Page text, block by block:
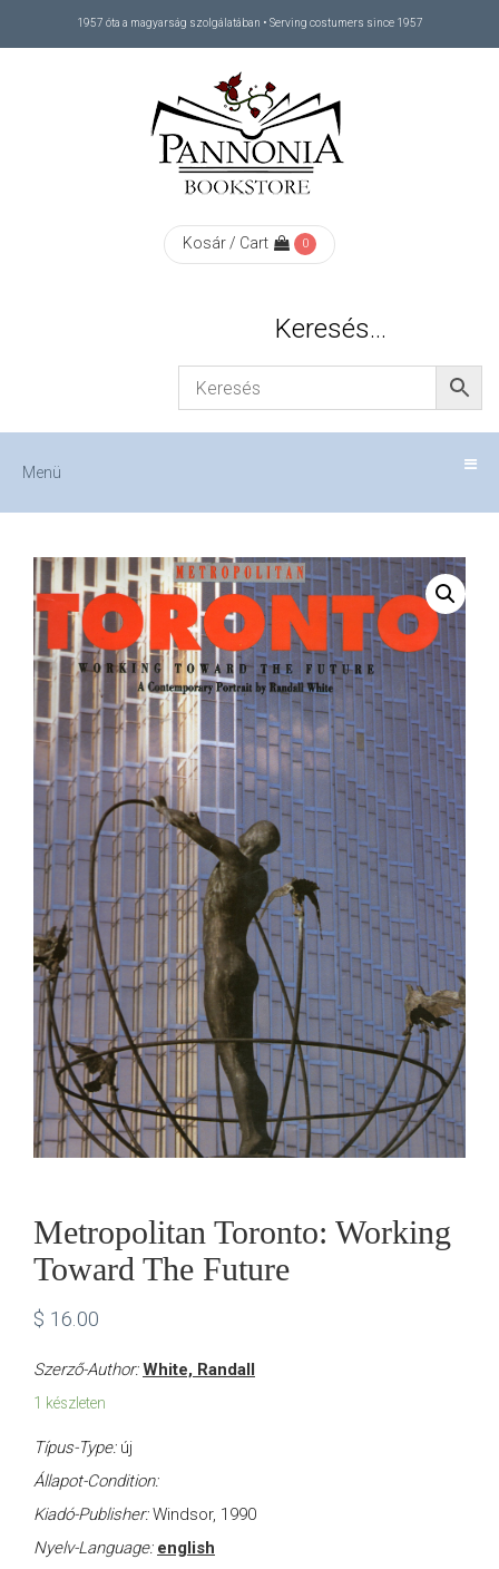
1957 óta a magyarság szolgálatában • Serving costumers since 1957
Kosár / Cart 0
Keresés…
Menü
SHOP
KAPCSOLAT
CONTACT
US
Metropolitan Toronto: Working
Toward The Future
$ 16.00
Szerző-Author:White, Randall
1 készleten
Típus-Type: új
Állapot-Condition:
Kiadó-Publisher:Windsor, 1990
Nyelv-Language: english